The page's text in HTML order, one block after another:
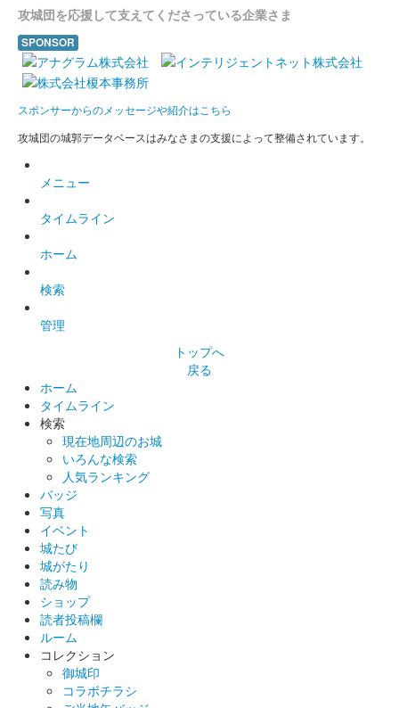
2022年10月8日・9日に開催された第2回群馬戦国御城印サミット
で販売された御城印。その後、2023年1月19日より現地販売。
白井城 御城印
白井城 御城印
販売終了
200枚限定
白井城 御城印
500枚限定。通常版の文字を金箔色にしたバージョン。
白井城 御城印
白井城 御城印
諏訪原寛幸氏の上杉謙信イラストが描かれた特別版御城印。100
枚限定で販売。
白井城 御城印
諏訪原寛幸氏の上杉謙信イラストを使用した御城印。お城EXPO
2021で先行販売された。2022年3月8日より現地販売。
白井城 御城印
攻城団を応援して支えてくださっている企業さま
SPONSOR
スポンサーからのメッセージや紹介はこちら
攻城団の城郭データベースはみなさまの支援によって整備されています。
メニュー
タイムライン
ホーム
検索
管理
トップへ
戻る
ホーム
タイムライン
検索
現在地周辺のお城
いろんな検索
人気ランキング
バッジ
写真
イベント
城たび
城がたり
読み物
ショップ
読者投稿欄
ルーム
コレクション
御城印
コラボチラシ